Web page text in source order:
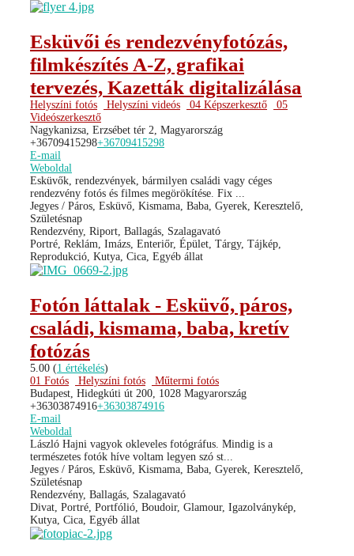
Esküvői és rendezvényfotózás,
filmkészítés A-Z, grafikai
tervezés, Kazetták digitalizálása
Helyszíni fotós Helyszíni videós 04 Képszerkesztő
05
Videószerkesztő
Nagykanizsa, Erzsébet tér 2, Magyarország
+36709415298+36709415298
E-mail
Weboldal
Esküvők, rendezvények, bármilyen családi vagy céges
rendezvény fotós és filmes megörökítése. Fix ...
Jegyes / Páros, Esküvő, Kismama, Baba, Gyerek, Keresztelő,
Születésnap
Rendezvény, Riport, Ballagás, Szalagavató
Portré, Reklám, Imázs, Enteriőr, Épület, Tárgy, Tájkép,
Reprodukció, Kutya, Cica, Egyéb állat
Fotón láttalak - Esküvő, páros,
családi, kismama, baba, kretív
fotózás
5.00 (1 értékelés)
01 Fotós
Helyszíni fotós
Műtermi fotós
Budapest, Hidegkúti út 200, 1028 Magyarország
+36303874916+36303874916
E-mail
Weboldal
László Hajni vagyok okleveles fotógráfus. Mindig is a
természetes fotók híve voltam legyen szó st...
Jegyes / Páros, Esküvő, Kismama, Baba, Gyerek, Keresztelő,
Születésnap
Rendezvény, Ballagás, Szalagavató
Divat, Portré, Portfólió, Boudoir, Glamour, Igazolványkép,
Kutya, Cica, Egyéb állat